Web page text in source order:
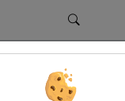
vidéo a été mis à